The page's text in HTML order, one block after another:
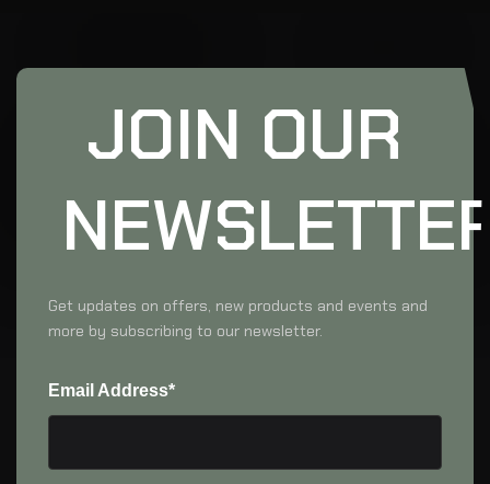
JOIN OUR
Get updates on offers, new products and events and
more by subscribing to our newsletter.
Email Address*